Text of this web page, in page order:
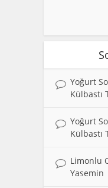
Yoğurt
Külbastı
Yoğurt
Külbastı
Limonlu
Yasemin